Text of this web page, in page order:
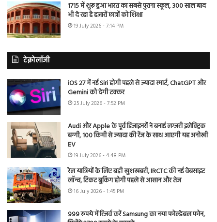
1715 में शुरू हुआ भारत का सबसे पुराना स्कूल, 300 साल बाद
भी दे रहा है हजारों छात्रों को शिक्षा
19 July 2026 - 7:14 PM
टेक्नोलॉजी
iOS 27 में नई Siri होगी पहले से ज्यादा स्मार्ट, ChatGPT और
Gemini को देगी टक्कर
25 July 2026 - 7:52 PM
Audi और Apple के पूर्व डिजाइनरों ने बनाई लग्जरी इलेक्ट्रिक
बग्गी, 100 किमी से ज्यादा की रेंज के साथ आएगी यह अनोखी
EV
19 July 2026 - 4:48 PM
रेल यात्रियों के लिए बड़ी खुशखबरी, IRCTC की नई वेबसाइट
लॉन्च, टिकट बुकिंग होगी पहले से आसान और तेज
16 July 2026 - 1:45 PM
999 रुपये में रिजर्व करें Samsung का नया फोल्डेबल फोन,